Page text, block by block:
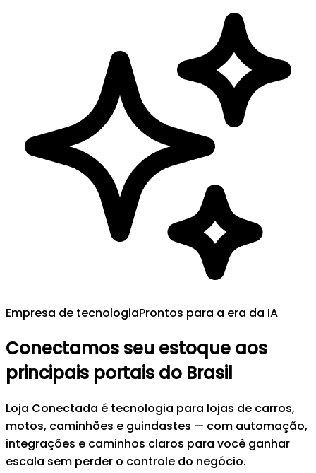
Empresa de tecnologiaProntos para a era da IA
Conectamos seu estoque aos
principais portais do Brasil
Loja Conectada é tecnologia para lojas de carros,
motos, caminhões e guindastes — com automação,
integrações e caminhos claros para você ganhar
escala sem perder o controle do negócio.